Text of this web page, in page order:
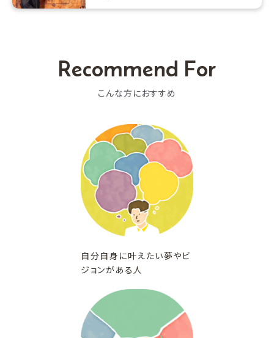
Recommend For
こんな方におすすめ
自分自身に叶えたい夢やビ
ジョンがある人